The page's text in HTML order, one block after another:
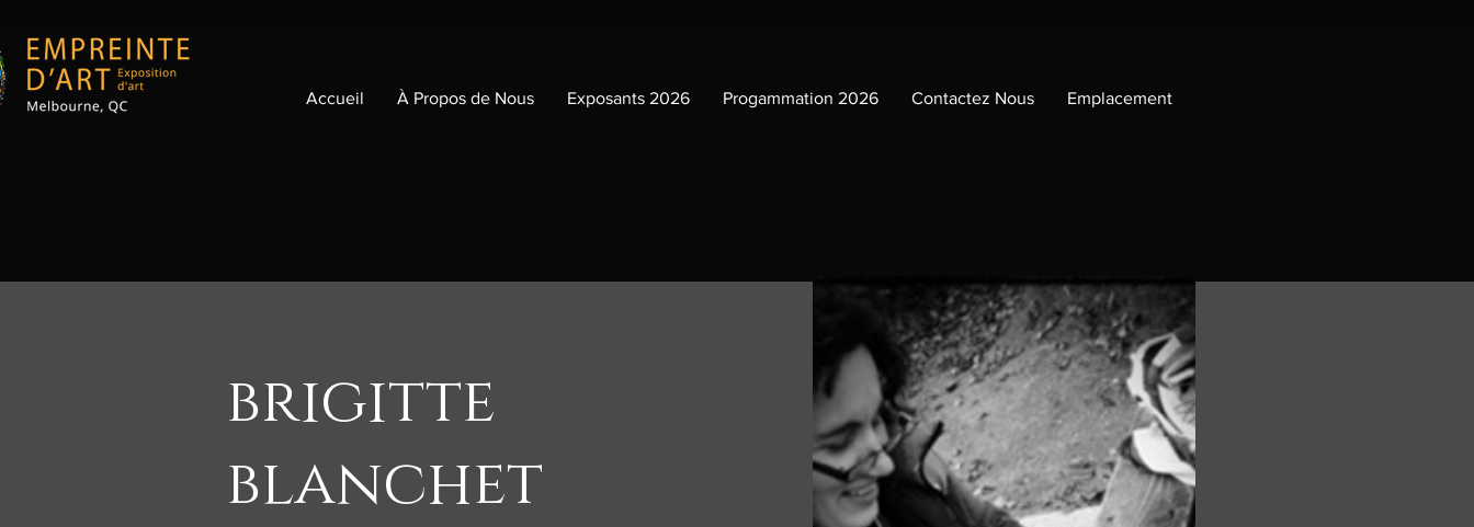
Accueil À Propos de Nous Exposants 2026 Progammation 2026 Contactez Nous Emplacement
brigitte
blanchet